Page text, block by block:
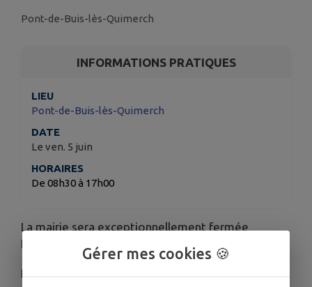
Pont-de-Buis-lès-Quimerch
INFORMATIONS PRATIQUES
LIEU
Pont-de-Buis-lès-Quimerch
DATE
Le ven. 5 juin
HORAIRES
De 08h30 à 17h00
La mairie sera exceptionnellement fermée
le 5 juin.
Nous nous excusons sincèrement pour la gêne
Gérer mes cookies 🍪